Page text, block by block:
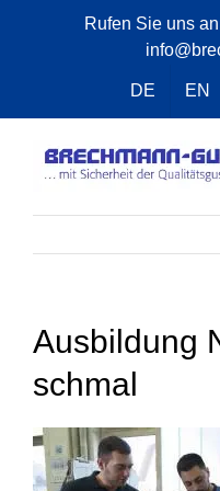
Rufen Sie uns
DE EN
Ausbildung
schmal